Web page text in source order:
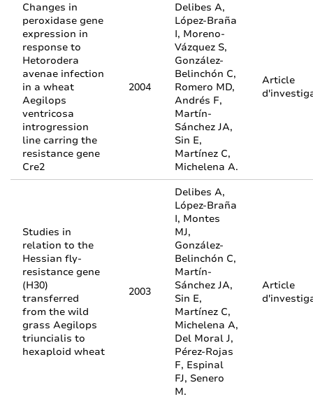
Changes in
peroxidase gene
expression in
response to
Hetorodera
avenae infection
in a wheat
Aegilops
ventricosa
introgression
line carring the
resistance gene
Cre2
2004
Delibes A,
López-Braña
I, Moreno-
Vázquez S,
González-
Belinchón C,
Romero MD,
Andrés F,
Martín-
Sánchez JA,
Sin E,
Martínez C,
Michelena A.
Article
Studies in
relation to the
Hessian fly-
resistance gene
(H30)
transferred
from the wild
grass Aegilops
triuncialis to
hexaploid wheat
2003
Delibes A,
López-Braña
I, Montes
MJ,
González-
Belinchón C,
Martín-
Sánchez JA,
Sin E,
Martínez C,
Michelena A,
Del Moral J,
Pérez-Rojas
F, Espinal
FJ, Senero
M.
Article